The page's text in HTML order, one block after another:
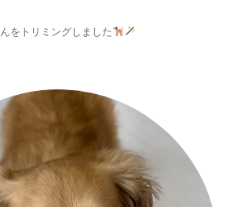
をトリミングしました